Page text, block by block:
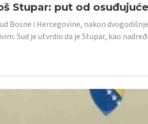
Stupar: put od
Bosne i Hercegovine, nakon
Sud je utvrdio da je Stupar, kao